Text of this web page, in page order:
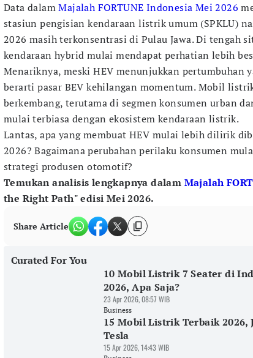
Data dalamMajalah FORTUNE Indonesia Mei 2026
stasiun pengisian kendaraan listrik umum (SPKLU)
2026 masih terkonsentrasi di Pulau Jawa. Di tengah
kendaraan hybrid mulai mendapat perhatian lebih
Menariknya, meski HEV menunjukkan pertumbuhan
berarti pasar BEV kehilangan momentum. Mobil
berkembang, terutama di segmen konsumen urban
mulai terbiasa dengan ekosistem kendaraan listrik.
Lantas, apa yang membuat HEV mulai lebih dilirik
2026? Bagaimana perubahan perilaku konsumen
strategi produsen otomotif?
Temukan analisis lengkapnya dalam Majalah
the Right Path" edisi Mei 2026.
Share Article
Curated For You
10 Mobil Listrik 7 Seater di
2026, Apa Saja?
23 Apr 2026, 08:57 WIB
Business
15 Mobil Listrik Terbaik 2026,
Tesla
15 Apr 2026, 14:43 WIB